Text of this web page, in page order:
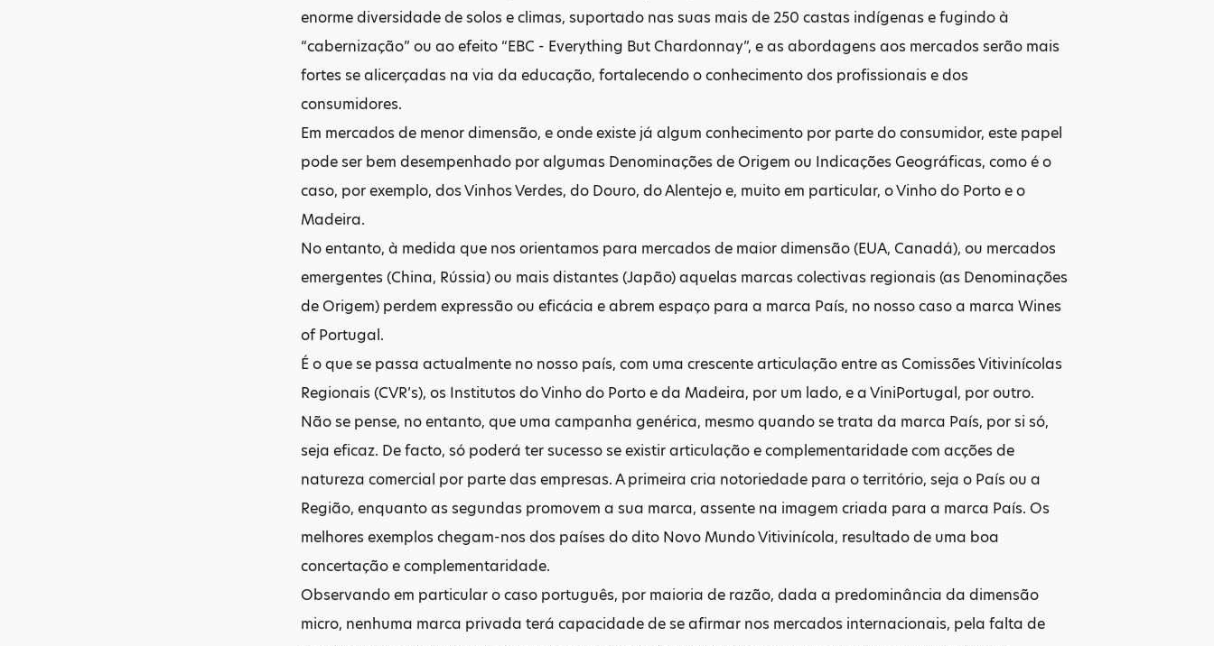
enorme diversidade de solos e climas, suportado nas suas mais de 250 castas indígenas e fugindo à
“cabernização” ou ao efeito “EBC - Everything But Chardonnay”, e as abordagens aos mercados serão mais
fortes se alicerçadas na via da educação, fortalecendo o conhecimento dos profissionais e dos
consumidores.
Em mercados de menor dimensão, e onde existe já algum conhecimento por parte do consumidor, este papel
pode ser bem desempenhado por algumas Denominações de Origem ou Indicações Geográficas, como é o
caso, por exemplo, dos Vinhos Verdes, do Douro, do Alentejo e, muito em particular, o Vinho do Porto e o
Madeira.
No entanto, à medida que nos orientamos para mercados de maior dimensão (EUA, Canadá), ou mercados
emergentes (China, Rússia) ou mais distantes (Japão) aquelas marcas colectivas regionais (as Denominações
de Origem) perdem expressão ou eficácia e abrem espaço para a marca País, no nosso caso a marca Wines
of Portugal.
É o que se passa actualmente no nosso país, com uma crescente articulação entre as Comissões Vitivinícolas
Regionais (CVR’s), os Institutos do Vinho do Porto e da Madeira, por um lado, e a ViniPortugal, por outro.
Não se pense, no entanto, que uma campanha genérica, mesmo quando se trata da marca País, por si só,
seja eficaz. De facto, só poderá ter sucesso se existir articulação e complementaridade com acções de
natureza comercial por parte das empresas. A primeira cria notoriedade para o território, seja o País ou a
Região, enquanto as segundas promovem a sua marca, assente na imagem criada para a marca País. Os
melhores exemplos chegam-nos dos países do dito Novo Mundo Vitivinícola, resultado de uma boa
concertação e complementaridade.
Observando em particular o caso português, por maioria de razão, dada a predominância da dimensão
micro, nenhuma marca privada terá capacidade de se afirmar nos mercados internacionais, pela falta de